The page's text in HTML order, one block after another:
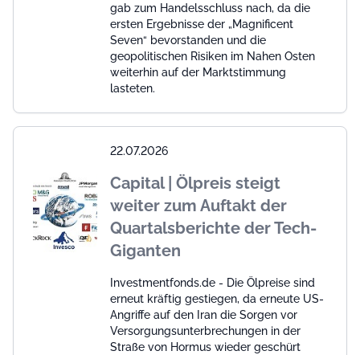
gab zum Handelsschluss nach, da die
ersten Ergebnisse der „Magnificent
Seven“ bevorstanden und die
geopolitischen Risiken im Nahen Osten
weiterhin auf der Marktstimmung
lasteten.
22.07.2026
Capital | Ölpreis steigt
weiter zum Auftakt der
Quartalsberichte der Tech-
Giganten
Investmentfonds.de - Die Ölpreise sind
erneut kräftig gestiegen, da erneute US-
Angriffe auf den Iran die Sorgen vor
Versorgungsunterbrechungen in der
Straße von Hormus wieder geschürt